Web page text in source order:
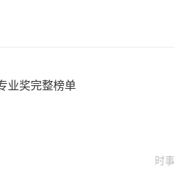
业奖完整榜单
时事